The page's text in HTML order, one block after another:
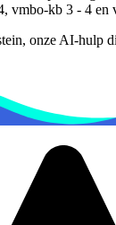
vmbo-kb 3 - 4 en
onze AI-hulp